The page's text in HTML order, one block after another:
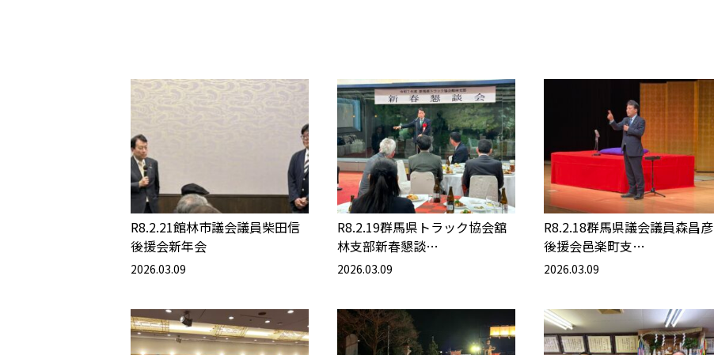
R8.2.21館林市議会議員柴田信
後援会新年会
2026.03.09
R8.2.19群馬県トラック協会舘
林支部新春懇談…
2026.03.09
R8.2.18群馬県議会議員森昌彦
後援会邑楽町支…
2026.03.09